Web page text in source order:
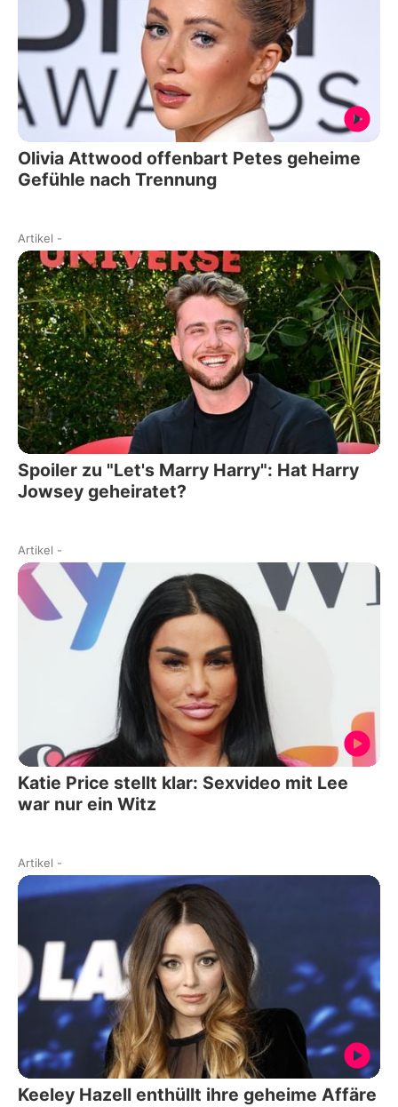
Olivia Attwood offenbart Petes geheime
Gefühle nach Trennung
Artikel -
Spoiler zu "Let's Marry Harry": Hat Harry
Jowsey geheiratet?
Artikel -
Katie Price stellt klar: Sexvideo mit Lee
war nur ein Witz
Artikel -
Keeley Hazell enthüllt ihre geheime Affäre